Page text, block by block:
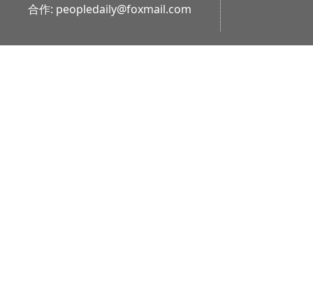
合作: peopledaily@foxmail.com